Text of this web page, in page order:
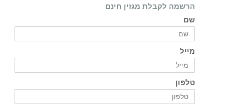
הרשמה לקבלת מגזין חינם
שם
מייל
טלפון